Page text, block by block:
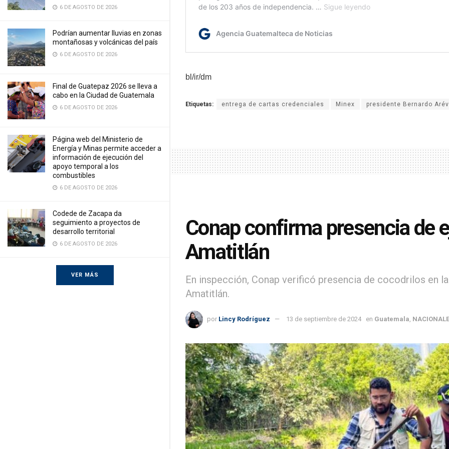
6 DE AGOSTO DE 2026
Podrían aumentar lluvias en zonas
montañosas y volcánicas del país
6 DE AGOSTO DE 2026
Final de Guatepaz 2026 se lleva a
cabo en la Ciudad de Guatemala
6 DE AGOSTO DE 2026
Página web del Ministerio de
Energía y Minas permite acceder a
información de ejecución del
apoyo temporal a los
combustibles
6 DE AGOSTO DE 2026
Codede de Zacapa da
seguimiento a proyectos de
desarrollo territorial
6 DE AGOSTO DE 2026
VER MÁS
bl/ir/dm
Etiquetas: entrega de cartas credenciales Minex presidente Bernardo
Conap confirma presencia de
Amatitlán
En inspección, Conap verificó presencia de cocodrilos en
Amatitlán.
por Lincy Rodríguez 13 de septiembre de 2024 en Guatemala,